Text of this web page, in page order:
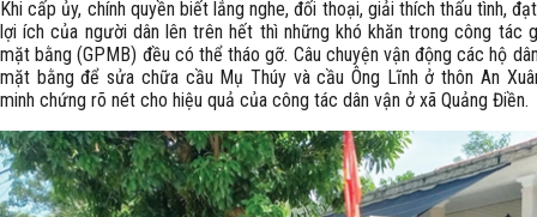
Khi cấp ủy, chính quyền biết lắng nghe, đối thoại, giải thích thấu tình,
lợi ích của người dân lên trên hết thì những khó khăn trong công tác
mặt bằng (GPMB) đều có thể tháo gỡ. Câu chuyện vận động các hộ
mặt bằng để sửa chữa cầu Mụ Thúy và cầu Ông Lĩnh ở thôn An
minh chứng rõ nét cho hiệu quả của công tác dân vận ở xã Quảng Điền.